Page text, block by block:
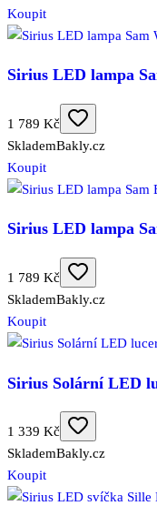
Koupit
Sirius LED lampa
1 789 Kč
SklademBakly.cz
Koupit
Sirius LED lampa
1 789 Kč
SklademBakly.cz
Koupit
Sirius Solární LED
1 339 Kč
SklademBakly.cz
Koupit